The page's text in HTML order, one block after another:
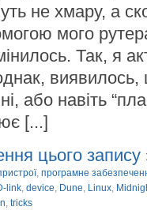
не хмару, а
мого
Так, я
виявилось,
або навіть
[...]
цього запису
, програмне
link, device, Dune, Linux,
, tricks